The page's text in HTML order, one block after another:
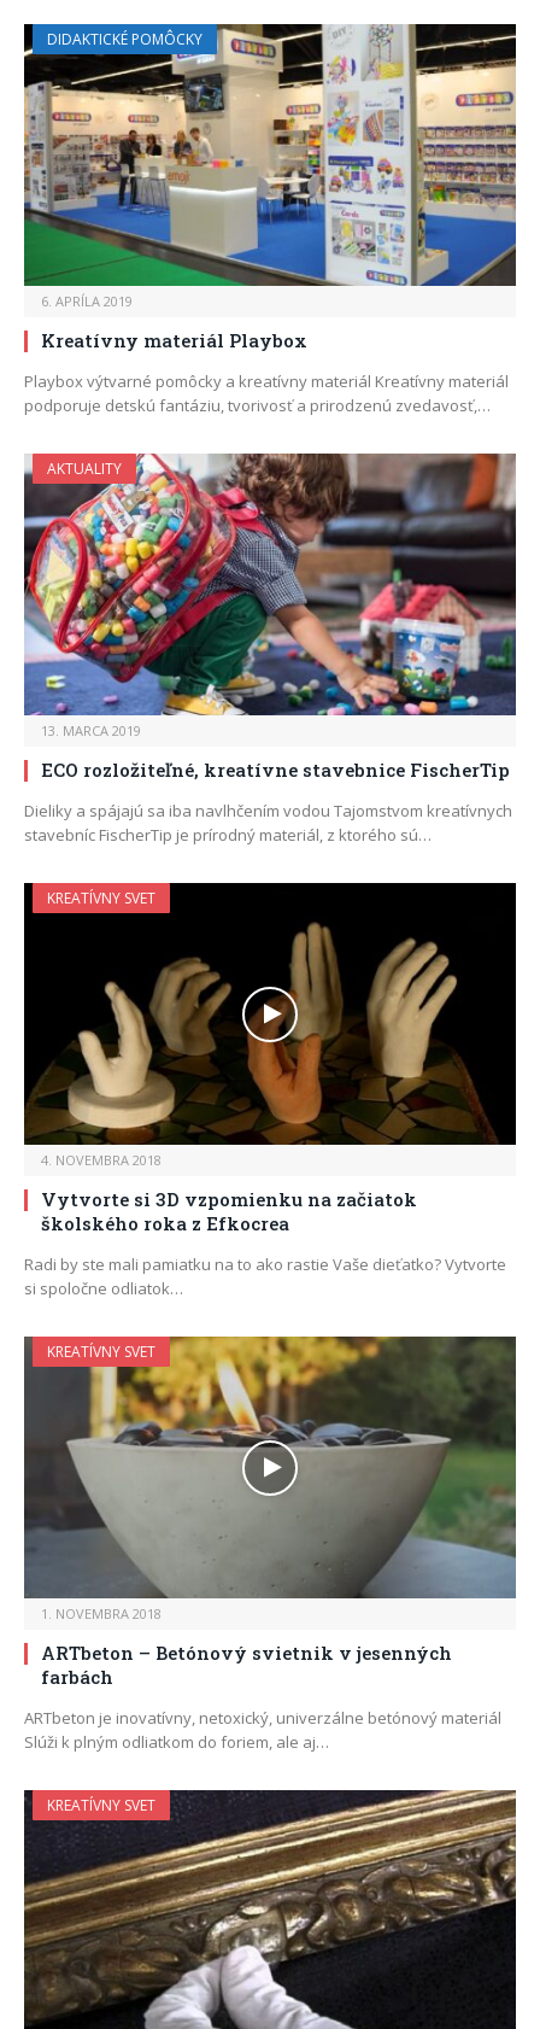
DIDAKTICKÉ POMÔCKY
6. APRÍLA 2019
Kreatívny materiál Playbox
Playbox výtvarné pomôcky a kreatívny materiál Kreatívny materiál
podporuje detskú fantáziu, tvorivosť a prirodzenú zvedavosť,…
AKTUALITY
13. MARCA 2019
ECO rozložiteľné, kreatívne stavebnice FischerTip
Dieliky a spájajú sa iba navlhčením vodou Tajomstvom kreatívnych
stavebníc FischerTip je prírodný materiál, z ktorého sú…
KREATÍVNY SVET
4. NOVEMBRA 2018
Vytvorte si 3D vzpomienku na začiatok
školského roka z Efkocrea
Radi by ste mali pamiatku na to ako rastie Vaše dieťatko? Vytvorte
si spoločne odliatok…
KREATÍVNY SVET
1. NOVEMBRA 2018
ARTbeton – Betónový svietnik v jesenných
farbách
ARTbeton je inovatívny, netoxický, univerzálne betónový materiál
Slúži k plným odliatkom do foriem, ale aj…
KREATÍVNY SVET